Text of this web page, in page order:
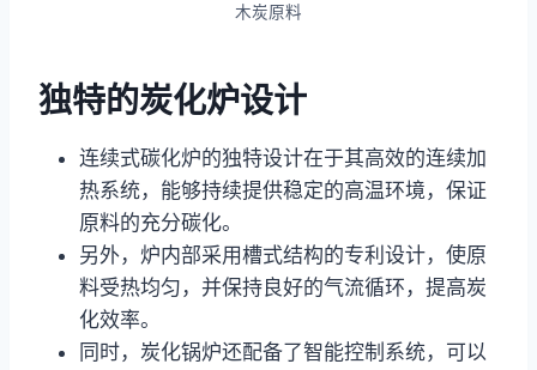
木炭原料
独特的炭化炉设计
连续式碳化炉的独特设计在于其高效的连续加
热系统，能够持续提供稳定的高温环境，保证
原料的充分碳化。
另外，炉内部采用槽式结构的专利设计，使原
料受热均匀，并保持良好的气流循环，提高炭
化效率。
同时，炭化锅炉还配备了智能控制系统，可以